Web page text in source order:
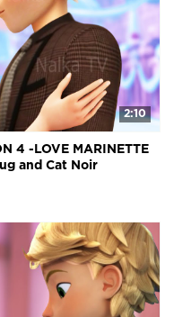
2:10
4 -LOVE MARINETTE
and Cat Noir